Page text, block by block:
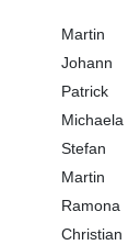
Martin
Johann
Patrick
Michaela
Stefan
Martin
Ramona
Christian